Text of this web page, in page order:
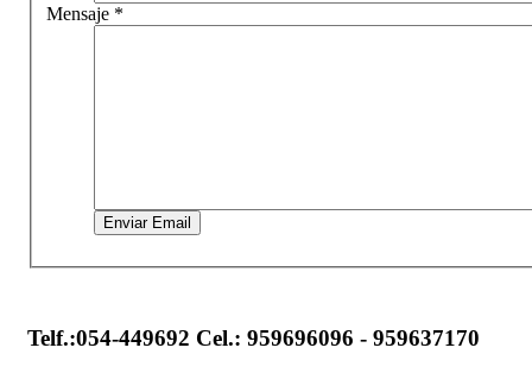
Mensaje *
Enviar Email
Telf.:054-449692 Cel.: 959696096 - 959637170